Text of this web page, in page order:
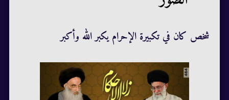
شخص كان في تكبيرة الإحرام يكبر الله وأكبر